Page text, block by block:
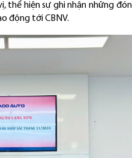
hiện sự ghi nhận những
động tới CBNV.